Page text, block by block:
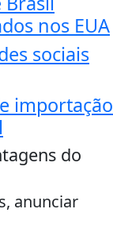
nos EUA
sociais
importação
do
anunciar